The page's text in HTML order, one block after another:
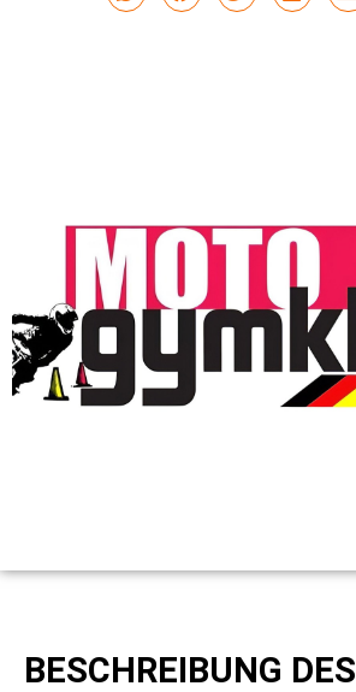
BESCHREIBUNG DES